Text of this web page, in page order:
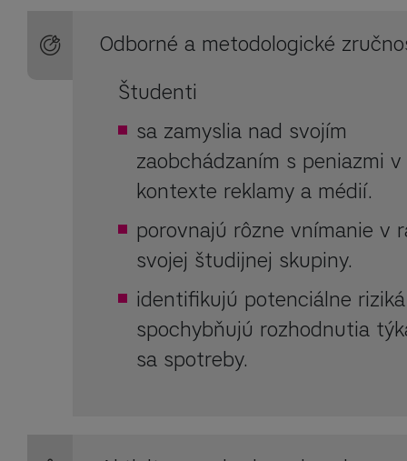
Odborné a metodologické
Študenti
sa zamyslia nad svojím
zaobchádzaním s peniazmi v
kontexte reklamy a médií.
porovnajú rôzne vnímanie v
svojej študijnej skupiny.
identifikujú potenciálne
spochybňujú rozhodnutia
sa spotreby.